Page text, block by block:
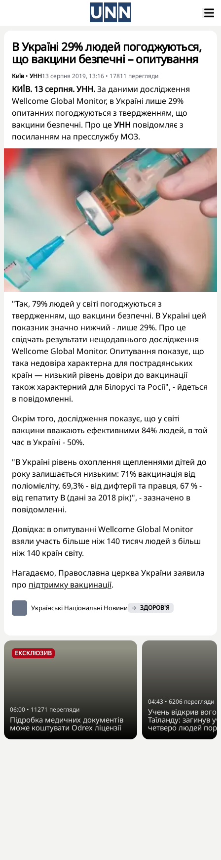
В Україні 29% людей погоджуються,
що вакцини безпечні – опитування
Київ • УНН13 серпня 2019, 13:16 • 17811 перегляди
КИЇВ. 13 серпня. УНН.За даними дослідження
Wellcome Global Monitor, в Україні лише 29%
опитанних погоджуються з твердженням, що
вакцини безпечні. Про це УНН повідомляє з
посиланням на пресслужбу МОЗ.
"Так, 79% людей у світі погоджуються з
твердженням, що вакцини безпечні. В Україні цей
показник значно нижчий - лише 29%. Про це
свідчать результати нещодавнього дослідження
Wellcome Global Monitor. Опитування показує, що
така недовіра характерна для пострадянських
країн — низький рівень довіри до вакцинації
також характерний для Білорусі та Росії", - йдеться
в повідомленні.
Окрім того, дослідження показує, що у світі
вакцини вважають ефективними 84% людей, в той
час в Україні - 50%.
"В Україні рівень охоплення щепленнями дітей до
року залишається низьким: 71% вакцинація від
поліомієліту, 69,3% - від дифтерії та правця, 67 % -
від гепатиту В (дані за 2018 рік)", - зазначено в
повідомленні.
Довідка: в опитуванні Wellcome Global Monitor
взяли участь більше ніж 140 тисяч людей з більш
ніж 140 країн світу.
Нагадаємо, Православна церква України заявила
про підтримку вакцинації.
Українські Національні Новини ЗДОРОВ'Я
ЕКСКЛЮЗИВ
06:00 • 11271 перегляди
Підробка медичних документів
може коштувати Odrex ліцензії
04:43 • 6206 перегляди
Учень відкрив
Таїланду: загинув
четверо людей